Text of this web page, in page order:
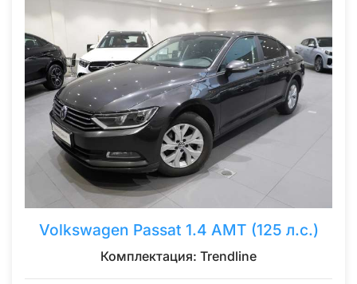
Volkswagen Passat 1.4 AMT (125 л.с.)
Комплектация: Trendline